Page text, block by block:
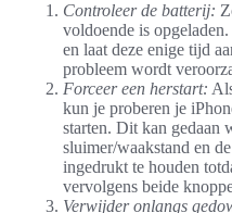
Controleer de batterij:
voldoende is
en laat deze enige tijd
probleem wordt
Forceer een herstart:
kun je proberen je
starten. Dit kan gedaan
sluimer/waakstand en
ingedrukt te houden
vervolgens beide
Verwijder onlangs